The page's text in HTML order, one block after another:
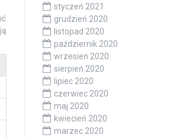
styczeń 2021
grudzień 2020
listopad 2020
październik 2020
wrzesień 2020
sierpień 2020
lipiec 2020
czerwiec 2020
maj 2020
kwiecień 2020
marzec 2020